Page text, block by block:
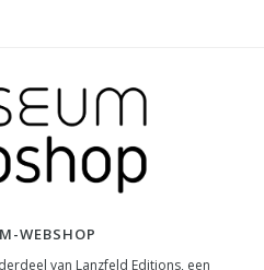
WEBSHOP
van Lanzfeld Editions, een